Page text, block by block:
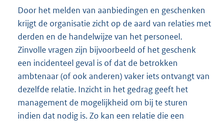
Door het melden van aanbiedingen en geschenken
krijgt de organisatie zicht op de aard van relaties met
derden en de handelwijze van het personeel.
Zinvolle vragen zijn bijvoorbeeld of het geschenk
een incidenteel geval is of dat de betrokken
ambtenaar (of ook anderen) vaker iets ontvangt van
dezelfde relatie. Inzicht in het gedrag geeft het
management de mogelijkheid om bij te sturen
indien dat nodig is. Zo kan een relatie die een